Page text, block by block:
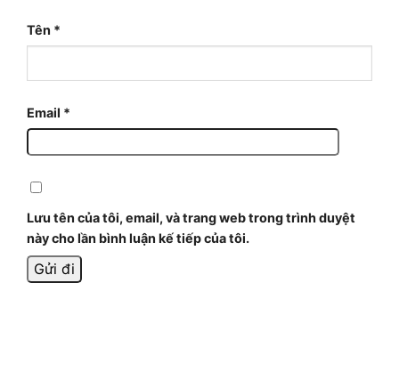
Tên *
Email *
Lưu tên của tôi, email, và trang web trong trình duyệt
này cho lần bình luận kế tiếp của tôi.